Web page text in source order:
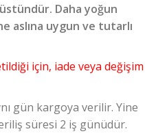
Daha yoğun
aslına uygun ve tutarlı
için, iade veya değişim
gün kargoya verilir. Yine
süresi 2 iş günüdür.